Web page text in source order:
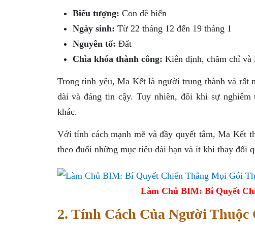
Biểu tượng: Con dê biển
Ngày sinh: Từ 22 tháng 12 đến 19 tháng 1
Nguyên tố: Đất
Chìa khóa thành công: Kiên định, chăm chỉ
Trong tình yêu, Ma Kết là người trung thành và
dài và đáng tin cậy. Tuy nhiên, đôi khi sự
khác.
Với tính cách mạnh mẽ và đầy quyết tâm, Ma Kết
theo đuổi những mục tiêu dài hạn và ít khi thay đổi
Làm Chủ BIM: Bí Quyết
2. Tính Cách Của Người Thuộc